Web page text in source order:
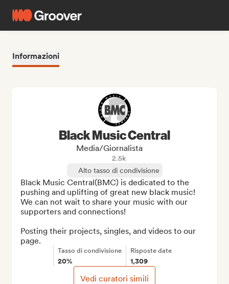
Informazioni
Black Music Central
Media/Giornalista
2.5k
Alto tasso di condivisione
Black Music Central(BMC) is dedicated to the
pushing and uplifting of great new black music!
We can not wait to share your music with our
supporters and connections!
Posting their projects, singles, and videos to our
page.
Tasso di condivisione
20%
Risposte date
1,309
Vedi curatori simili